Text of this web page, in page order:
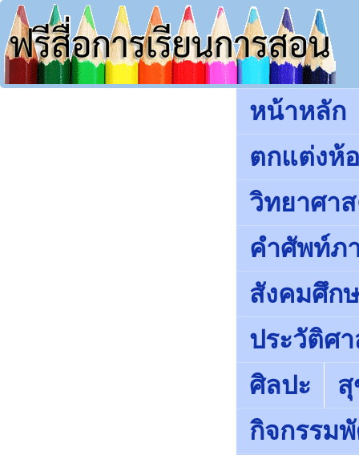
หน้าหลัก
ตกแต่งห้
วิทยาศา
คำศัพท์ภ
สังคมศึก
ประวัติศ
ศิลปะ
กิจกรรม